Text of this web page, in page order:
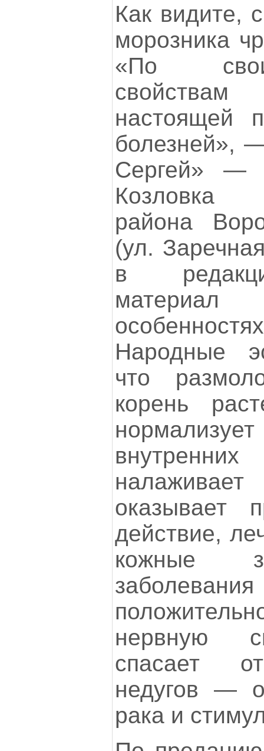
Как видите,
морозника
«По
настоящей
болезней»,
Сергей» —
Козловка
района
(ул.
в
материал
Народные
что
корень
оказывает
действие,
кожные
нервную
спасает
недугов —
рака и